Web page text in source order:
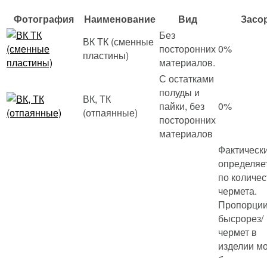
Фотография Наименование Вид
ВК ТК (сменные
пластины)
Без
посторонних
материалов.
0%
ВК, ТК
(отпаянные)
С остатками
полуды и
пайки, без
посторонних
материалов
0%
по
чермета.
бысрорез/
чермет в
изделии